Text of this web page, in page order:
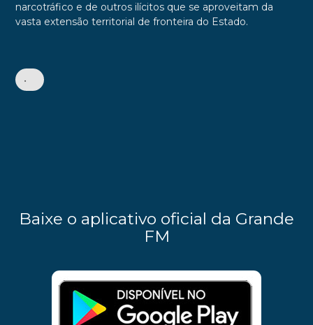
narcotráfico e de outros ilícitos que se aproveitam da
vasta extensão territorial de fronteira do Estado.
•
Baixe o aplicativo oficial da Grande
FM